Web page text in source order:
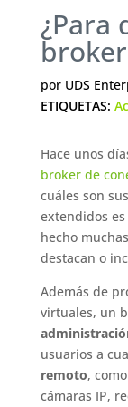
¿Para
por UDS
ETIQUETAS:
Hace unos
broker de
cuáles son
extendidos es
hecho
destacan o
Además de
virtuales, un
usuarios a
remoto, como
cámaras IP,